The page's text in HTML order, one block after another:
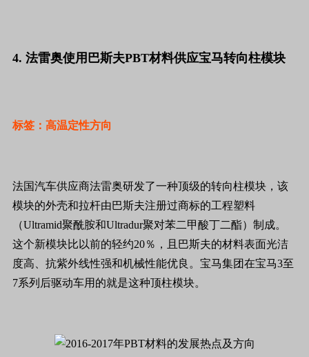
4. 法雷奥使用巴斯夫PBT材料供应宝马转向柱模块
标签：高温定性方向
法国汽车供应商法雷奥研发了一种顶级的转向柱模块，该
模块的外壳和拉杆由巴斯夫注册过商标的工程塑料
（Ultramid聚酰胺和Ultradur聚对苯二甲酸丁二酯）制成。
这个新模块比以前的轻约20％，且巴斯夫的材料表面光洁
度高、抗紫外线性强和机械性能优良。宝马集团在宝马3至
7系列后驱动车用的就是这种顶柱模块。